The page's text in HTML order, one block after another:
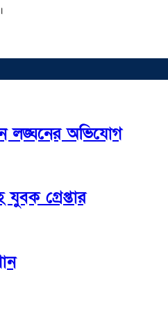
লঙ্ঘনের অভিযোগ
গ্রেপ্তার